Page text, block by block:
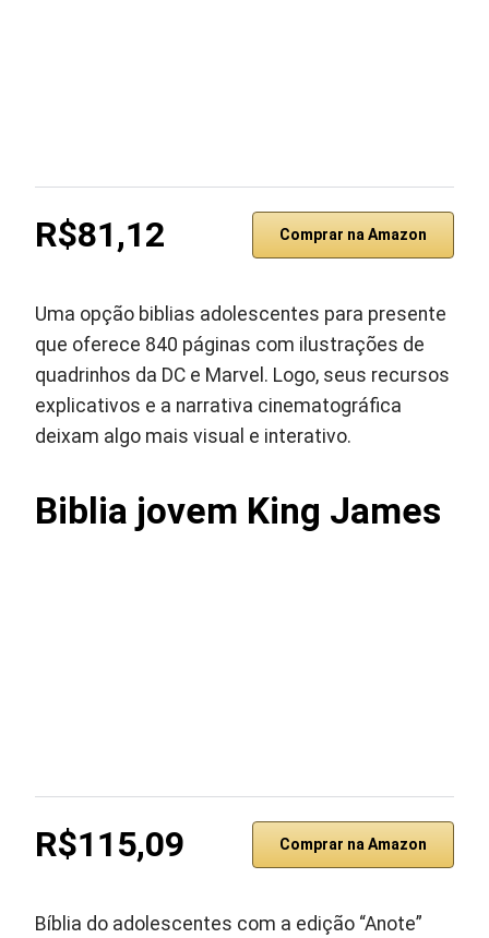
R$81,12 Comprar na Amazon
Uma opção biblias adolescentes para presente
que oferece 840 páginas com ilustrações de
quadrinhos da DC e Marvel. Logo, seus recursos
explicativos e a narrativa cinematográfica
deixam algo mais visual e interativo.
Biblia jovem King James
R$115,09 Comprar na Amazon
Bíblia do adolescentes com a edição “Anote”